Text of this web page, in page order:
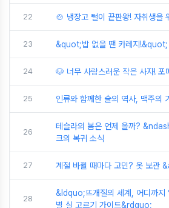
22 🍲 냉장고 털이 끝판왕! 자취생을
23 &quot;밥 없을 땐 카레지!&quot;
24 🐶 너무 사랑스러운 작은 사자! 포
25 인류와 함께한 술의 역사, 맥주의
26
테슬라의 봄은 언제 올까?
크의 복귀 소식
27 계절 바뀔 때마다 고민? 옷 보관
28
&ldquo;뜨개질의 세계, 어디까지
별 실 고르기 가이드&rdquo;